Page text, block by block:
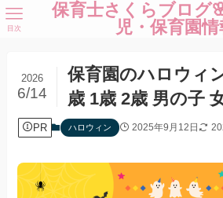
保育士さくらブログ
児・保育園情
目次
保育園のハロウィ
歳 1歳 2歳 男の子
2026
6/14
PR ハロウィン 2025年9月12日